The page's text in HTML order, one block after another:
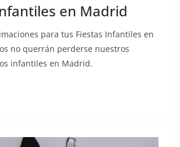
en Madrid
para tus Fiestas Infantiles en
no querrán perderse nuestros
infantiles en Madrid.